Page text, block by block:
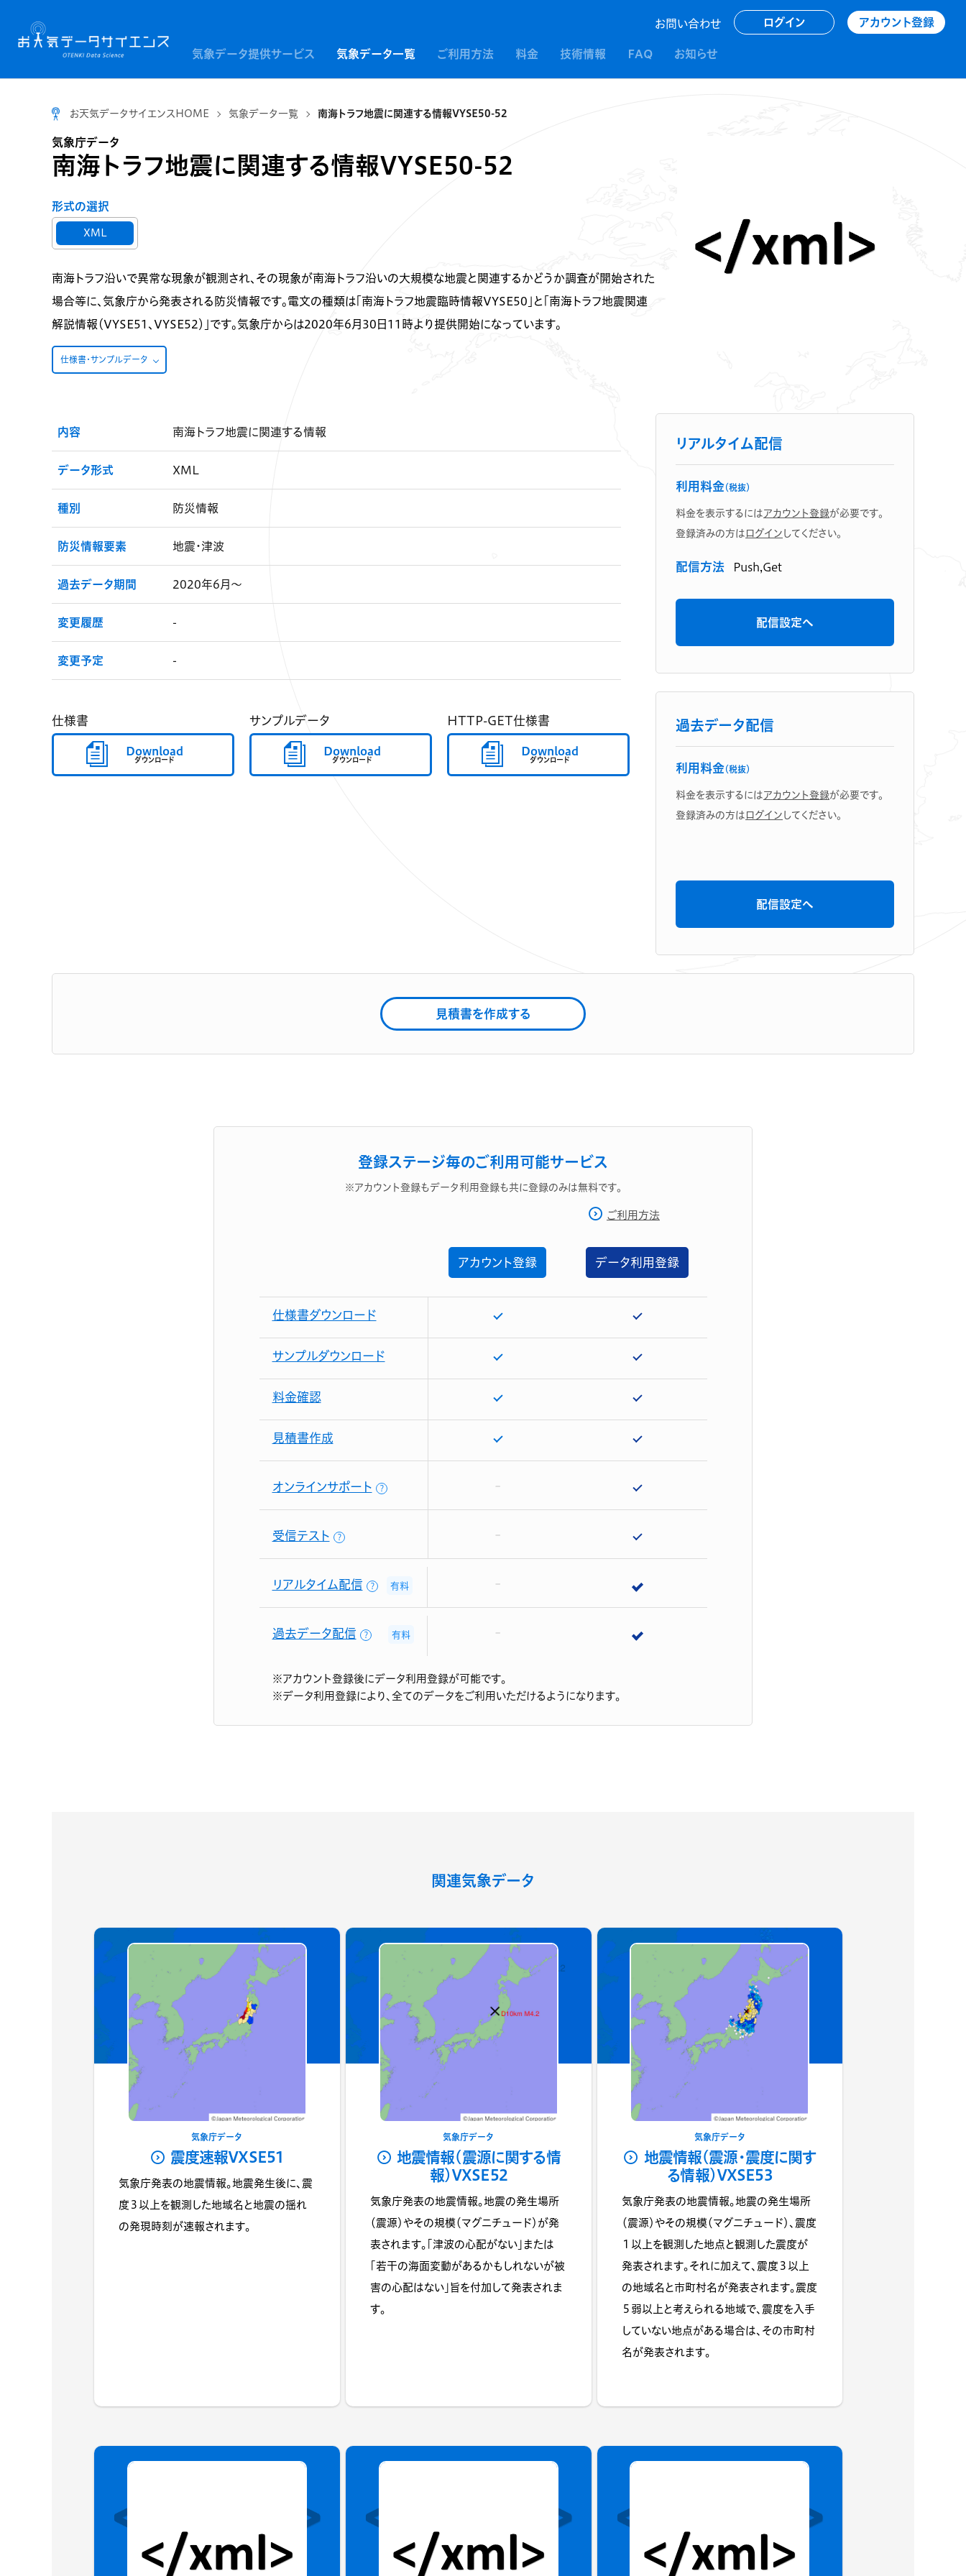
お問い合わせ ログイン アカウント登録
気象データ提供サービス 気象データ一覧 ご利用方法 料金 技術情報 FAQ お知らせ
お天気データサイエンスHOME 気象データ一覧 南海トラフ地震に関連する情報VYSE50-52
気象庁データ
南海トラフ地震に関連する情報VYSE50-52
形式の選択
XML
南海トラフ沿いで異常な現象が観測され、その現象が南海トラフ沿いの大規模な地震と関連するかどうか調査が開始された
場合等に、気象庁から発表される防災情報です。電文の種類は「南海トラフ地震臨時情報VYSE50」と「南海トラフ地震関連
解説情報（VYSE51、VYSE52）」です。気象庁からは2020年6月30日11時より提供開始になっています。
仕様書・サンプルデータ
内容 南海トラフ地震に関連する情報
データ形式 XML
種別 防災情報
防災情報要素 地震・津波
過去データ期間 2020年6月～
変更履歴 -
変更予定 -
仕様書
Download
ダウンロード
サンプルデータ
Download
ダウンロード
HTTP-GET仕様書
Download
ダウンロード
リアルタイム配信
利用料金（税抜）
料金を表示するにはアカウント登録が必要です。
登録済みの方はログインしてください。
配信方法 Push,Get
配信設定へ
過去データ配信
利用料金（税抜）
料金を表示するにはアカウント登録が必要です。
登録済みの方はログインしてください。
配信設定へ
見積書を作成する
登録ステージ毎のご利用可能サービス
※アカウント登録もデータ利用登録も共に登録のみは無料です。
ご利用方法
アカウント登録 データ利用登録
仕様書ダウンロード
サンプルダウンロード
料金確認
見積書作成
オンラインサポート ？
受信テスト ？
リアルタイム配信 ？ 有料
過去データ配信 ？ 有料
※アカウント登録後にデータ利用登録が可能です。
※データ利用登録により、全てのデータをご利用いただけるようになります。
関連気象データ
気象庁データ
震度速報VXSE51
気象庁発表の地震情報。地震発生後に、震
度３以上を観測した地域名と地震の揺れ
の発現時刻が速報されます。
気象庁データ
地震情報(震源に関する情
報)VXSE52
気象庁発表の地震情報。地震の発生場所
（震源）やその規模（マグニチュード）が発
表されます。「津波の心配がない」または
「若干の海面変動があるかもしれないが被
害の心配はない」旨を付加して発表されま
す。
気象庁データ
地震情報(震源・震度に関す
る情報)VXSE53
気象庁発表の地震情報。地震の発生場所
（震源）やその規模（マグニチュード）、震度
１以上を観測した地点と観測した震度が
発表されます。それに加えて、震度３以上
の地域名と市町村名が発表されます。震度
５弱以上と考えられる地域で、震度を入手
していない地点がある場合は、その市町村
名が発表されます。